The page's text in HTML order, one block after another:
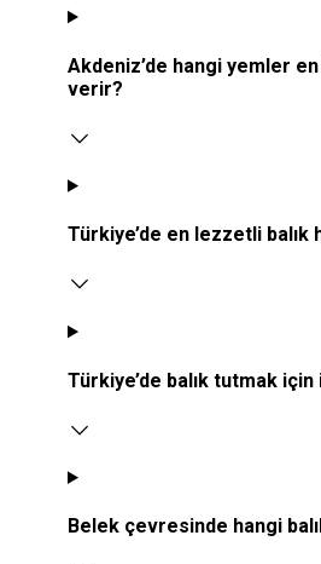
Akdeniz’de hangi yemler
verir?
Türkiye’de en lezzetli balık
Türkiye’de balık tutmak
Belek çevresinde hangi